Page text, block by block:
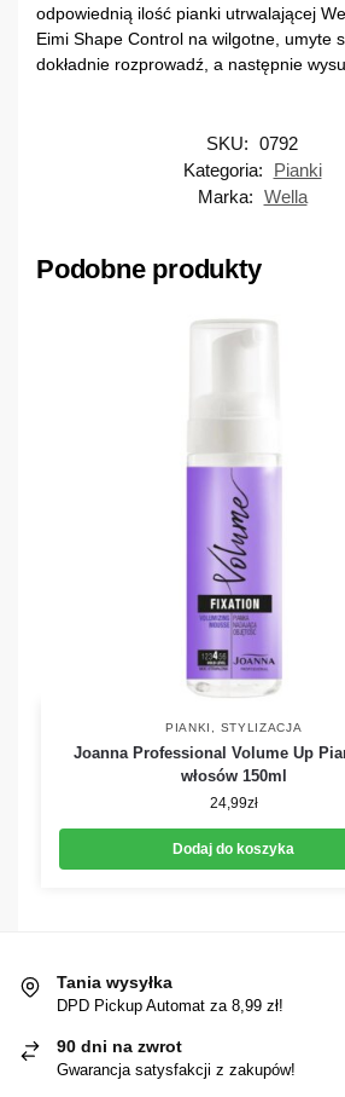
odpowiednią ilość pianki utrwalającej
Eimi Shape Control na wilgotne, umyte
dokładnie rozprowadź, a następnie
SKU: 0792
Kategoria:
Pianki
Marka: Wella
Podobne produkty
PIANKI STYLIZACJA
Joanna Professional Volume Up
włosów 150ml
24,99zł
Dodaj do koszyka
Tania wysyłka
DPD Pickup Automat za 8,99 zł!
90 dni na zwrot
Gwarancja satysfakcji z zakupów!